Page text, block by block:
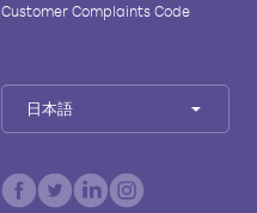
Customer Complaints Code
日本語